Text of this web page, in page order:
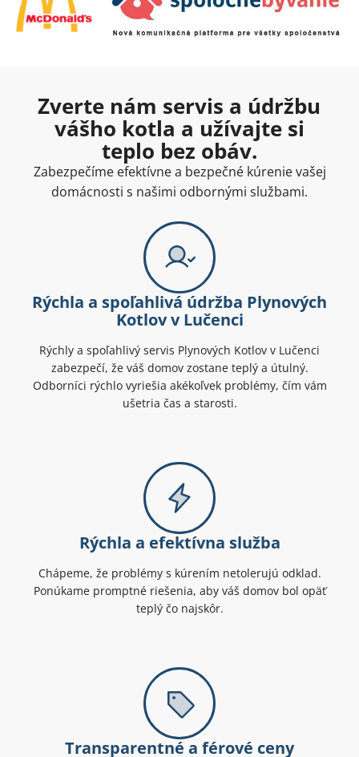
Zverte nám servis a údržbu
vášho kotla a užívajte si
teplo bez obáv.
Zabezpečíme efektívne a bezpečné kúrenie vašej
domácnosti s našimi odbornými službami.
Rýchla a spoľahlivá údržba Plynových
Kotlov v Lučenci
Rýchly a spoľahlivý servis Plynových Kotlov v Lučenci
zabezpečí, že váš domov zostane teplý a útulný.
Odborníci rýchlo vyriešia akékoľvek problémy, čím vám
ušetria čas a starosti.
Rýchla a efektívna služba
Chápeme, že problémy s kúrením netolerujú odklad.
Ponúkame promptné riešenia, aby váš domov bol opäť
teplý čo najskôr.
Transparentné a férové ceny